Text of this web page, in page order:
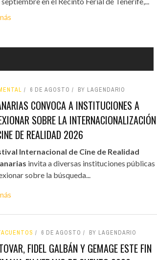
6 DE AGOSTO BY LAGENDARIO
CONVOCA A INSTITUCIONES A
SOBRE LA INTERNACIONALIZACIÓN
DE REALIDAD 2026
Internacional de Cine de Realidad
invita a diversas instituciones públicas
sobre la búsqueda...
6 DE AGOSTO BY LAGENDARIO
FIDEL GALBÁN Y GEMAGE ESTE FIN